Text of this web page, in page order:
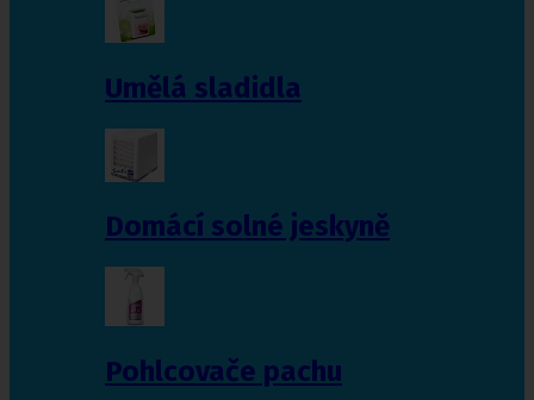
Umělá sladidla
Domácí solné jeskyně
Pohlcovače pachu